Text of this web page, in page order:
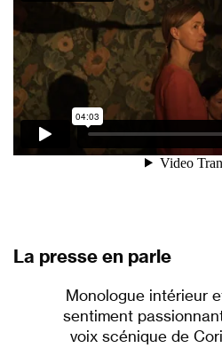
La presse en parle
Monologue intérieur
sentiment
voix scénique de